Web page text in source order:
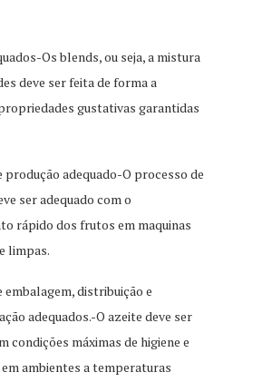
Os blends, ou seja, a mistura
deve ser feita de forma a
gustativas garantidas
produção adequado-O processo de
ser adequado com o
rápido dos frutos em maquinas
limpas.
embalagem, distribuição e
adequados.-O azeite deve ser
condições máximas de higiene e
ambientes a temperaturas